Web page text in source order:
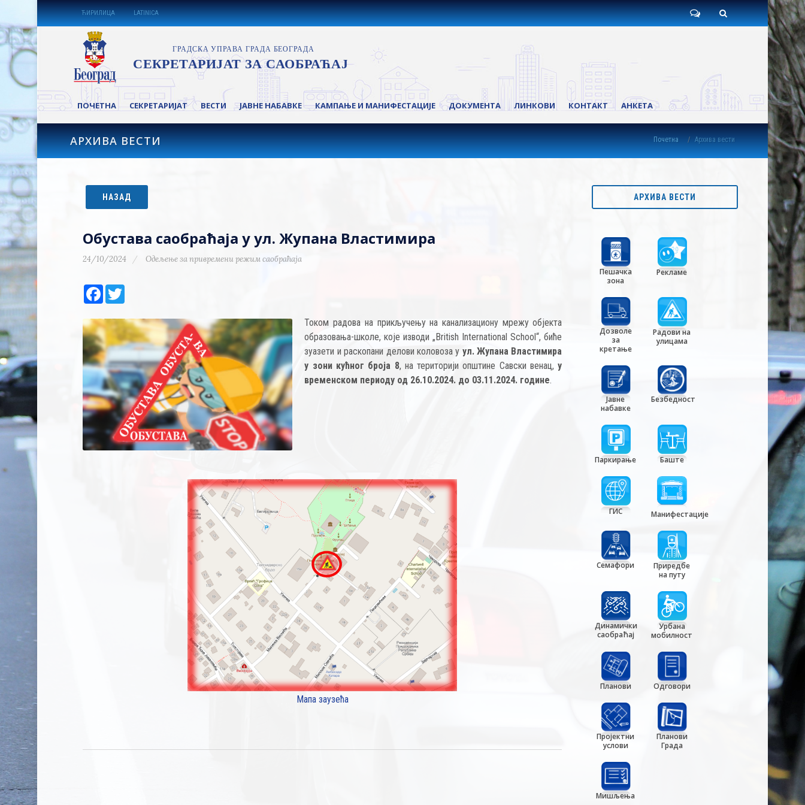
ЋИРИЛИЦА LATINICA
ПОЧЕТНА СЕКРЕТАРИЈАТ ВЕСТИ ЈАВНЕ НАБАВКЕ КАМПАЊЕ И МАНИФЕСТАЦИЈЕ ДОКУМЕНТА ЛИНКОВИ КОНТАКТ АНКЕТА
АРХИВА ВЕСТИ Почетна Архива вести
НАЗАД
Обустава саобраћаја у ул. Жупана Властимира
24/10/2024 Одељење за привремени режим саобраћаја
Facebook
Током радова на прикључењу на канализациону мрежу објекта
образовања-школе, које изводи „British International School“, биће
зуазети и раскопани делови коловоза у ул. Жупана Властимира
у зони кућног броја 8, на територији општине Савски венац,у
временском периоду од 26.10.2024. до 03.11.2024. године.
Мапа заузећа
АРХИВА ВЕСТИ
Пешачка
зона
Рекламе
Дозволе
за
кретање
Радови на
улицама
Јавне
набавке
Безбедност
Паркирање Баште
ГИС Манифестације
Семафори
Приредбе
на путу
Динамички
саобраћај
Урбана
мобилност
Планови Одговори
Пројектни
услови
Планови
Града
Мишљења